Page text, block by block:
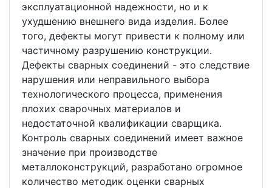
эксплуатационной надежности, но и к
ухудшению внешнего вида изделия. Более
того, дефекты могут привести к полному или
частичному разрушению конструкции.
Дефекты сварных соединений - это следствие
нарушения или неправильного выбора
технологического процесса, применения
плохих сварочных материалов и
недостаточной квалификации сварщика.
Контроль сварных соединений имеет важное
значение при производстве
металлоконструкций, разработано огромное
количество методик оценки сварных